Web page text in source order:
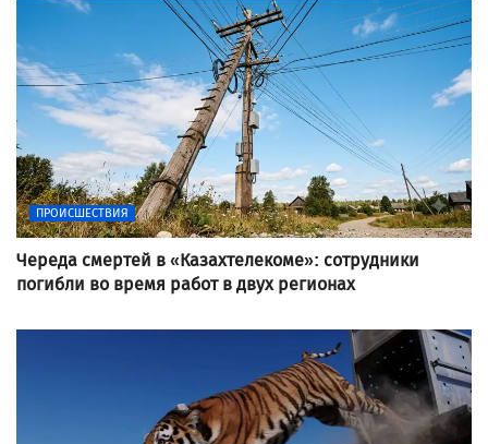
ПРОИСШЕСТВИЯ
Череда смертей в «Казахтелекоме»: сотрудники
погибли во время работ в двух регионах